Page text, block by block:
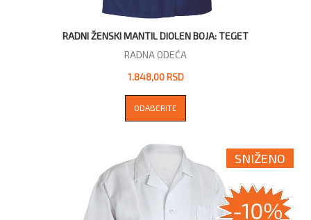
RADNI ŽENSKI MANTIL DIOLEN BOJA: TEGET
RADNA ODEĆA
1.848,00 RSD
ODABERITE
SNIŽENO